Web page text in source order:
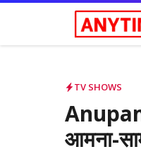
content
TV SHOWS
आमना-